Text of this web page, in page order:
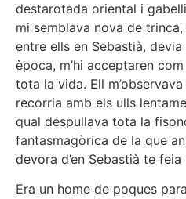
destarotada oriental i
mi semblava nova de
entre ells en Sebastià,
època, m’hi acceptaren
tota la vida. Ell
recorria amb els ulls
qual despullava tota la
fantasmagòrica de la que
devora d’en Sebastià te
Era un home de poques